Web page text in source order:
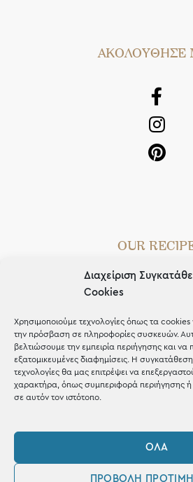
Διαχείριση
Cookies
Χρησιμοποιούμε τεχνολογίες όπως τα
την πρόσβαση σε πληροφορίες συσκευών.
βελτιώσουμε την εμπειρία περιήγησης και
εξατομικευμένες διαφημίσεις. Η
τεχνολογίες θα μας επιτρέψει να
χαρακτήρα, όπως συμπεριφορά περιήγησης ή
σε αυτόν τον ιστότοπο.
ΌΛΑ
ΠΡΟΒΟΛΉ
AΚΟΛΟΥΘΗΣΕ
OUR
Gifts
Blog
Shop the look
ΚΑΤΑΣΤΗΜΑ